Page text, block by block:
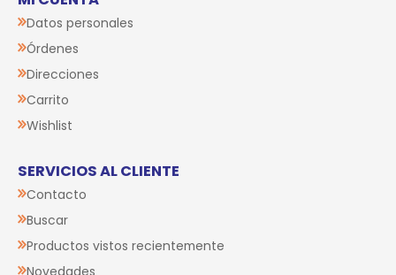
Datos personales
Órdenes
Direcciones
Carrito
Wishlist
SERVICIOS AL CLIENTE
Contacto
Buscar
Productos vistos recientemente